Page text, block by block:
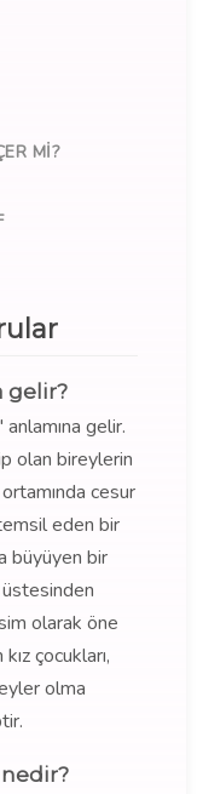
MI?
gelir?
gelir.
olan bireylerin
cesur
eden bir
büyüyen bir
olarak öne
çocukları,
olma